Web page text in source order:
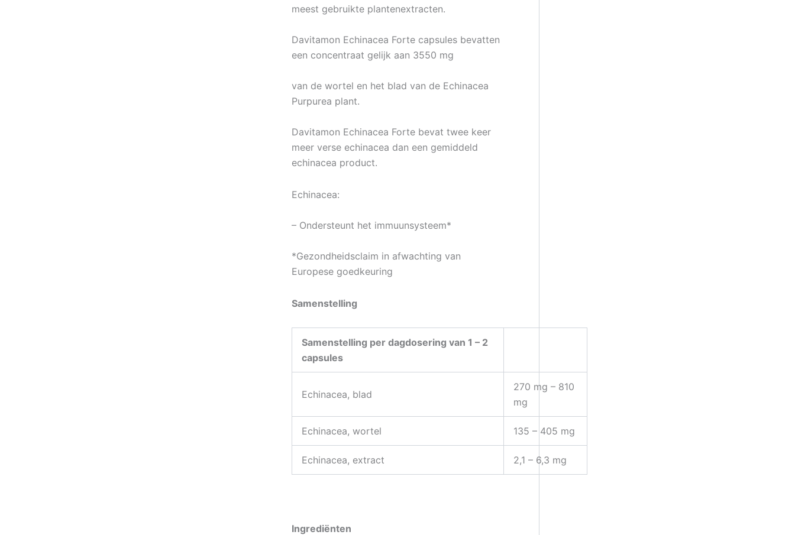
meest gebruikte plantenextracten.
Davitamon Echinacea Forte capsules bevatten
een concentraat gelijk aan 3550 mg
van de wortel en het blad van de Echinacea
Purpurea plant.
Davitamon Echinacea Forte bevat twee keer
meer verse echinacea dan een gemiddeld
echinacea product.
Echinacea:
– Ondersteunt het immuunsysteem*
*Gezondheidsclaim in afwachting van
Europese goedkeuring
Samenstelling
Samenstelling per dagdosering van 1 – 2
capsules
Echinacea, blad
270 mg – 810
mg
Echinacea, wortel 135 – 405 mg
Echinacea, extract 2,1 – 6,3 mg
Ingrediënten